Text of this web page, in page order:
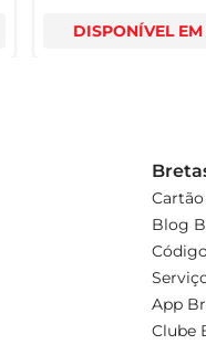
DISPONÍVEL EM
Blog
App
Clube